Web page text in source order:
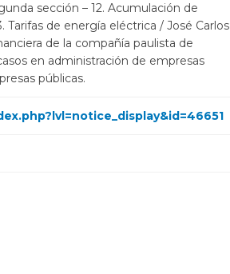
sección – 12. Acumulación de
Tarifas de energía eléctrica / José Carlos
de la compañía paulista de
en administración de empresas
públicas.